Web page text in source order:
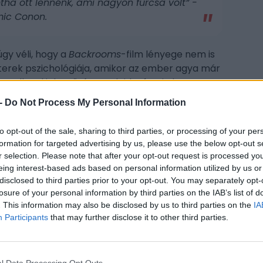
Do Not Process My Personal Information
opt-out of the sale, sharing to third parties, or processing of your
for targeted advertising by us, please use the below opt-out
selection. Please note that after your opt-out request is processed
interest-based ads based on personal information utilized by us
to third parties prior to your opt-out. You may separately
of your personal information by third parties on the IAB’s list of
This information may also be disclosed by us to third parties on the
Participants that may further disclose it to other third parties.
Conon.
véli, hogy a Backrooms-film lényege nem is
pszichológiája, amikor az ember agya már
elkezd jelentőséget tulajdonítani olyan
. Parson azt is mondta, hogy 50
azt a sárga színt, ami a leginkább illik az
Parsonsfejéből pattant ki, lényegében egy
még 2018-ban indult egy olyan fotóval,
szobák láthatók, és amelyekről egy
egy alternatív dimenzióról van szó,
" a valóságból, ami elég nagy baj, mert itt
van, de azzal meg nem érdemes